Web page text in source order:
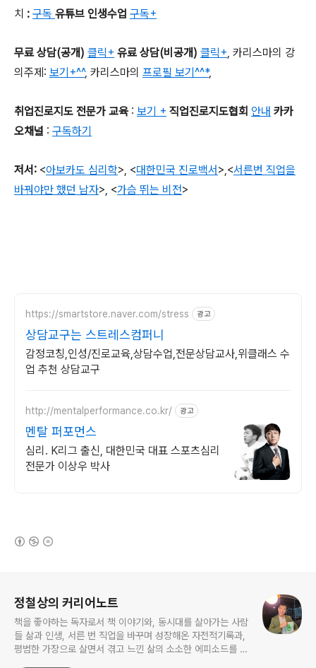
치 : 구독 유튜브 인생수업 구독+
무료 상담(공개) 클릭+ 유료 상담(비공개) 클릭+, 카리스마의 강
의주제 : 보기+^^, 카리스마의 프로필 보기^^*,
취업진로지도 전문가 교육 : 보기 + 직업진로지도협회 안내 카카
오채널 : 구독하기
저서 : <아보카도 심리학>, <대한민국 진로백서 >,<서른번 직업을
바꿔야만 했던 남자>, <가슴 뛰는 비전>
https://smartstore.naver.com/stress 광고
상담교구는 스트레스컴퍼니
감정코칭,인성/진로교육,상담수업,전문상담교사,위클래스 수
업 추천 상담교구
http://mentalperformance.co.kr/ 광고
멘탈 퍼포먼스
심리. K리그 출신, 대한민국 대표 스포츠심리
전문가 이상우 박사
정철상의 커리어노트
책을 좋아하는 독자로서 책 이야기와, 동시대를 살아가는 사람
들 삶과 인생, 서른 번 직업을 바꾸며 성장해온 자전적기록과,
평범한 가장으로 살면서 겪고 느낀 삶의 소소한 에피소드를 전